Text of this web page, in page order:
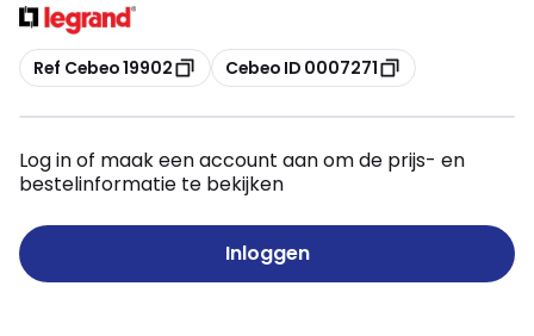
Kopiëren
Ref Cebeo 19902 Kopiëren
Cebeo ID 0007271
Log in of maak een account aan om de prijs- en
bestelinformatie te bekijken
Inloggen